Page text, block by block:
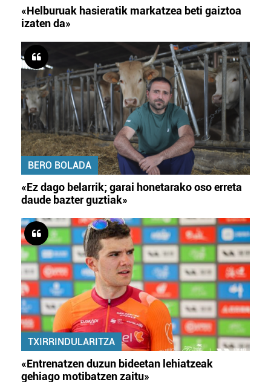
«Helburuak hasieratik markatzea beti gaiztoa
izaten da»
BERO BOLADA
«Ez dago belarrik; garai honetarako oso erreta
daude bazter guztiak»
TXIRRINDULARITZA
«Entrenatzen duzun bideetan lehiatzeak
gehiago motibatzen zaitu»